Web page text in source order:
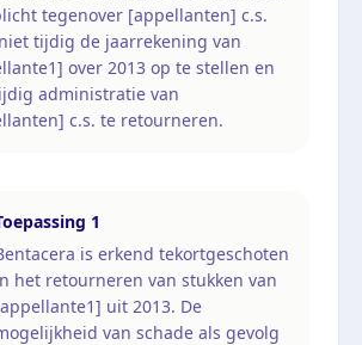
tegenover [appellanten] c.s.
tijdig de jaarrekening van
over 2013 op te stellen en
administratie van
c.s. te retourneren.
1
is erkend tekortgeschoten
het retourneren van stukken van
uit 2013. De
van schade als gevolg